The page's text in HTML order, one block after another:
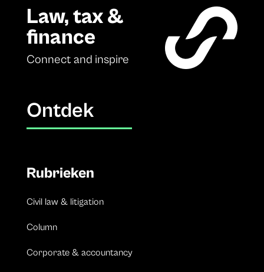
Law, tax &
finance
Connect and inspire
Ontdek
Rubrieken
Civil law & litigation
Column
Corporate & accountancy